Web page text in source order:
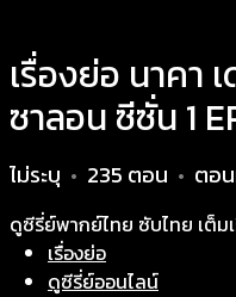
เรื่องย่อ นาคา
ซาลอน ซีซั่น 1
ไม่ระบุ • 235 ตอน • ตอ
ดูซีรี่ย์พากย์ไทย ซับไทย เต็ม
เรื่องย่อ
ดูซีรี่ย์ออนไลน์